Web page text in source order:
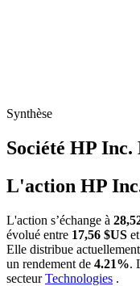
Synthèse
Société HP Inc.
L'action HP
L'action s’échange à
évolué entre 17,56 $US et
Elle distribue
un rendement de 4.21%.
secteurTechnologies .